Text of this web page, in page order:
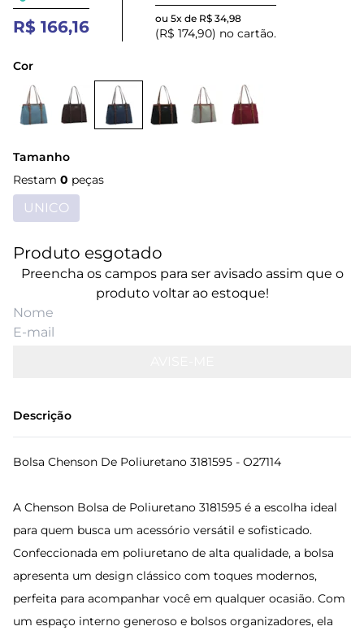
R$ 166,16 ou 5x de R$ 34,98
(R$ 174,90) no cartão.
Cor
Tamanho
Restam 0 peças
UNICO
Produto esgotado
Preencha os campos para ser avisado assim que o
produto voltar ao estoque!
Descrição
Bolsa Chenson De Poliuretano 3181595 - O27114
A Chenson Bolsa de Poliuretano 3181595 é a escolha ideal
para quem busca um acessório versátil e sofisticado.
Confeccionada em poliuretano de alta qualidade, a bolsa
apresenta um design clássico com toques modernos,
perfeita para acompanhar você em qualquer ocasião. Com
um espaço interno generoso e bolsos organizadores, ela